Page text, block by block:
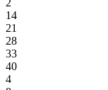
14
21
28
33
40
4